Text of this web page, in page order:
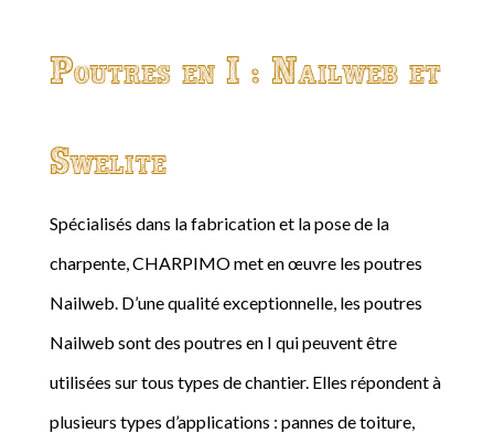
Poutres en I : Nailweb et
Swelite
Spécialisés dans la fabrication et la pose de la
charpente, CHARPIMO met en œuvre les poutres
Nailweb. D’une qualité exceptionnelle, les poutres
Nailweb sont des poutres en I qui peuvent être
utilisées sur tous types de chantier. Elles répondent à
plusieurs types d’applications : pannes de toiture,